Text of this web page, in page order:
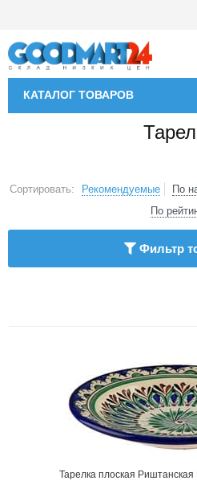
КАТАЛОГ ТОВАРОВ
Сортировать: Рекомендуемые По
По
Фильтр
Тарелка плоская